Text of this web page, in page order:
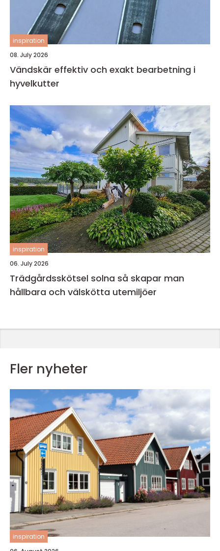
inspiration
08. July 2026
Vändskär effektiv och exakt bearbetning i
hyvelkutter
inspiration
06. July 2026
Trädgårdsskötsel solna så skapar man
hållbara och välskötta utemiljöer
Fler nyheter
inspiration